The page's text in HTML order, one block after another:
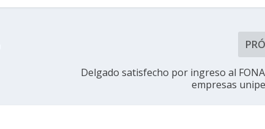
Delgado satisfecho por ingreso al
empresas